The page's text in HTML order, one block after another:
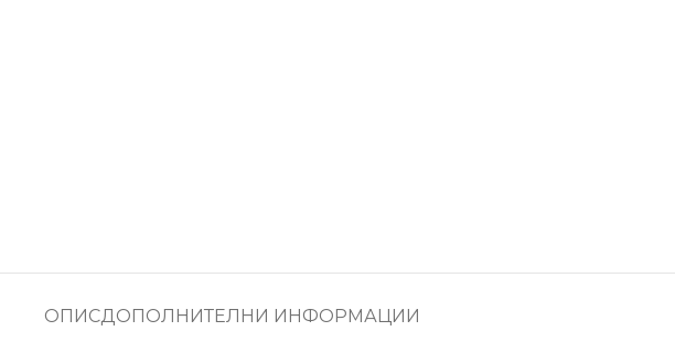
ОПИСДОПОЛНИТЕЛНИ ИНФОРМАЦИИ